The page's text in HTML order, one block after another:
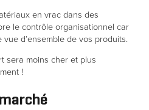
en vrac dans des
le contrôle organisationnel car
d’ensemble de vos produits.
sera moins cher et plus
!
Afin que nous
puissions
améliorer la
et la
fonction de